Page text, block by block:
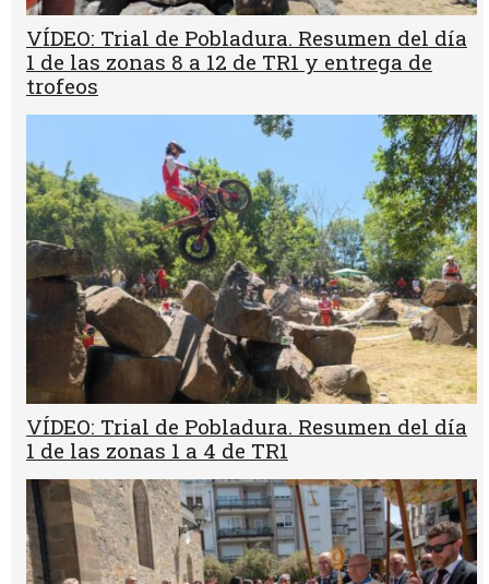
VÍDEO: Trial de Pobladura. Resumen del día
1 de las zonas 8 a 12 de TR1 y entrega de
trofeos
VÍDEO: Trial de Pobladura. Resumen del día
1 de las zonas 1 a 4 de TR1